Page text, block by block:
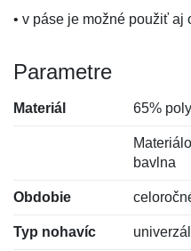
• v páse je možné použiť aj
Parametre
Materiál 65%
bavlna
Obdobie
Typ nohavíc